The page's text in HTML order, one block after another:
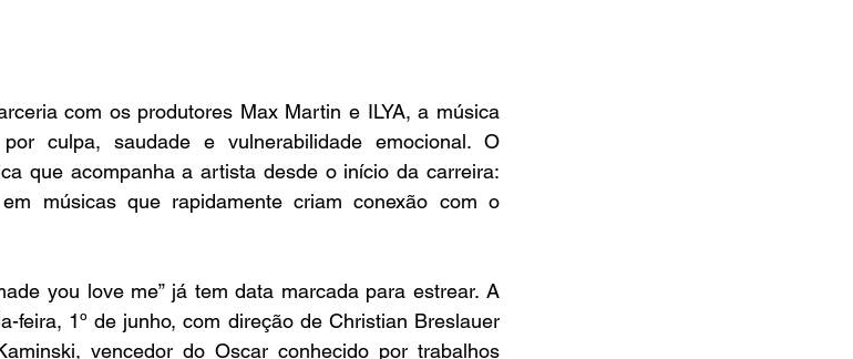
com os produtores Max Martin e ILYA, a música
culpa, saudade e vulnerabilidade emocional. O
que acompanha a artista desde o início da carreira:
músicas que rapidamente criam conexão com o
you love me” já tem data marcada para estrear. A
feira, 1º de junho, com direção de Christian Breslauer
vencedor do Oscar conhecido por trabalhos